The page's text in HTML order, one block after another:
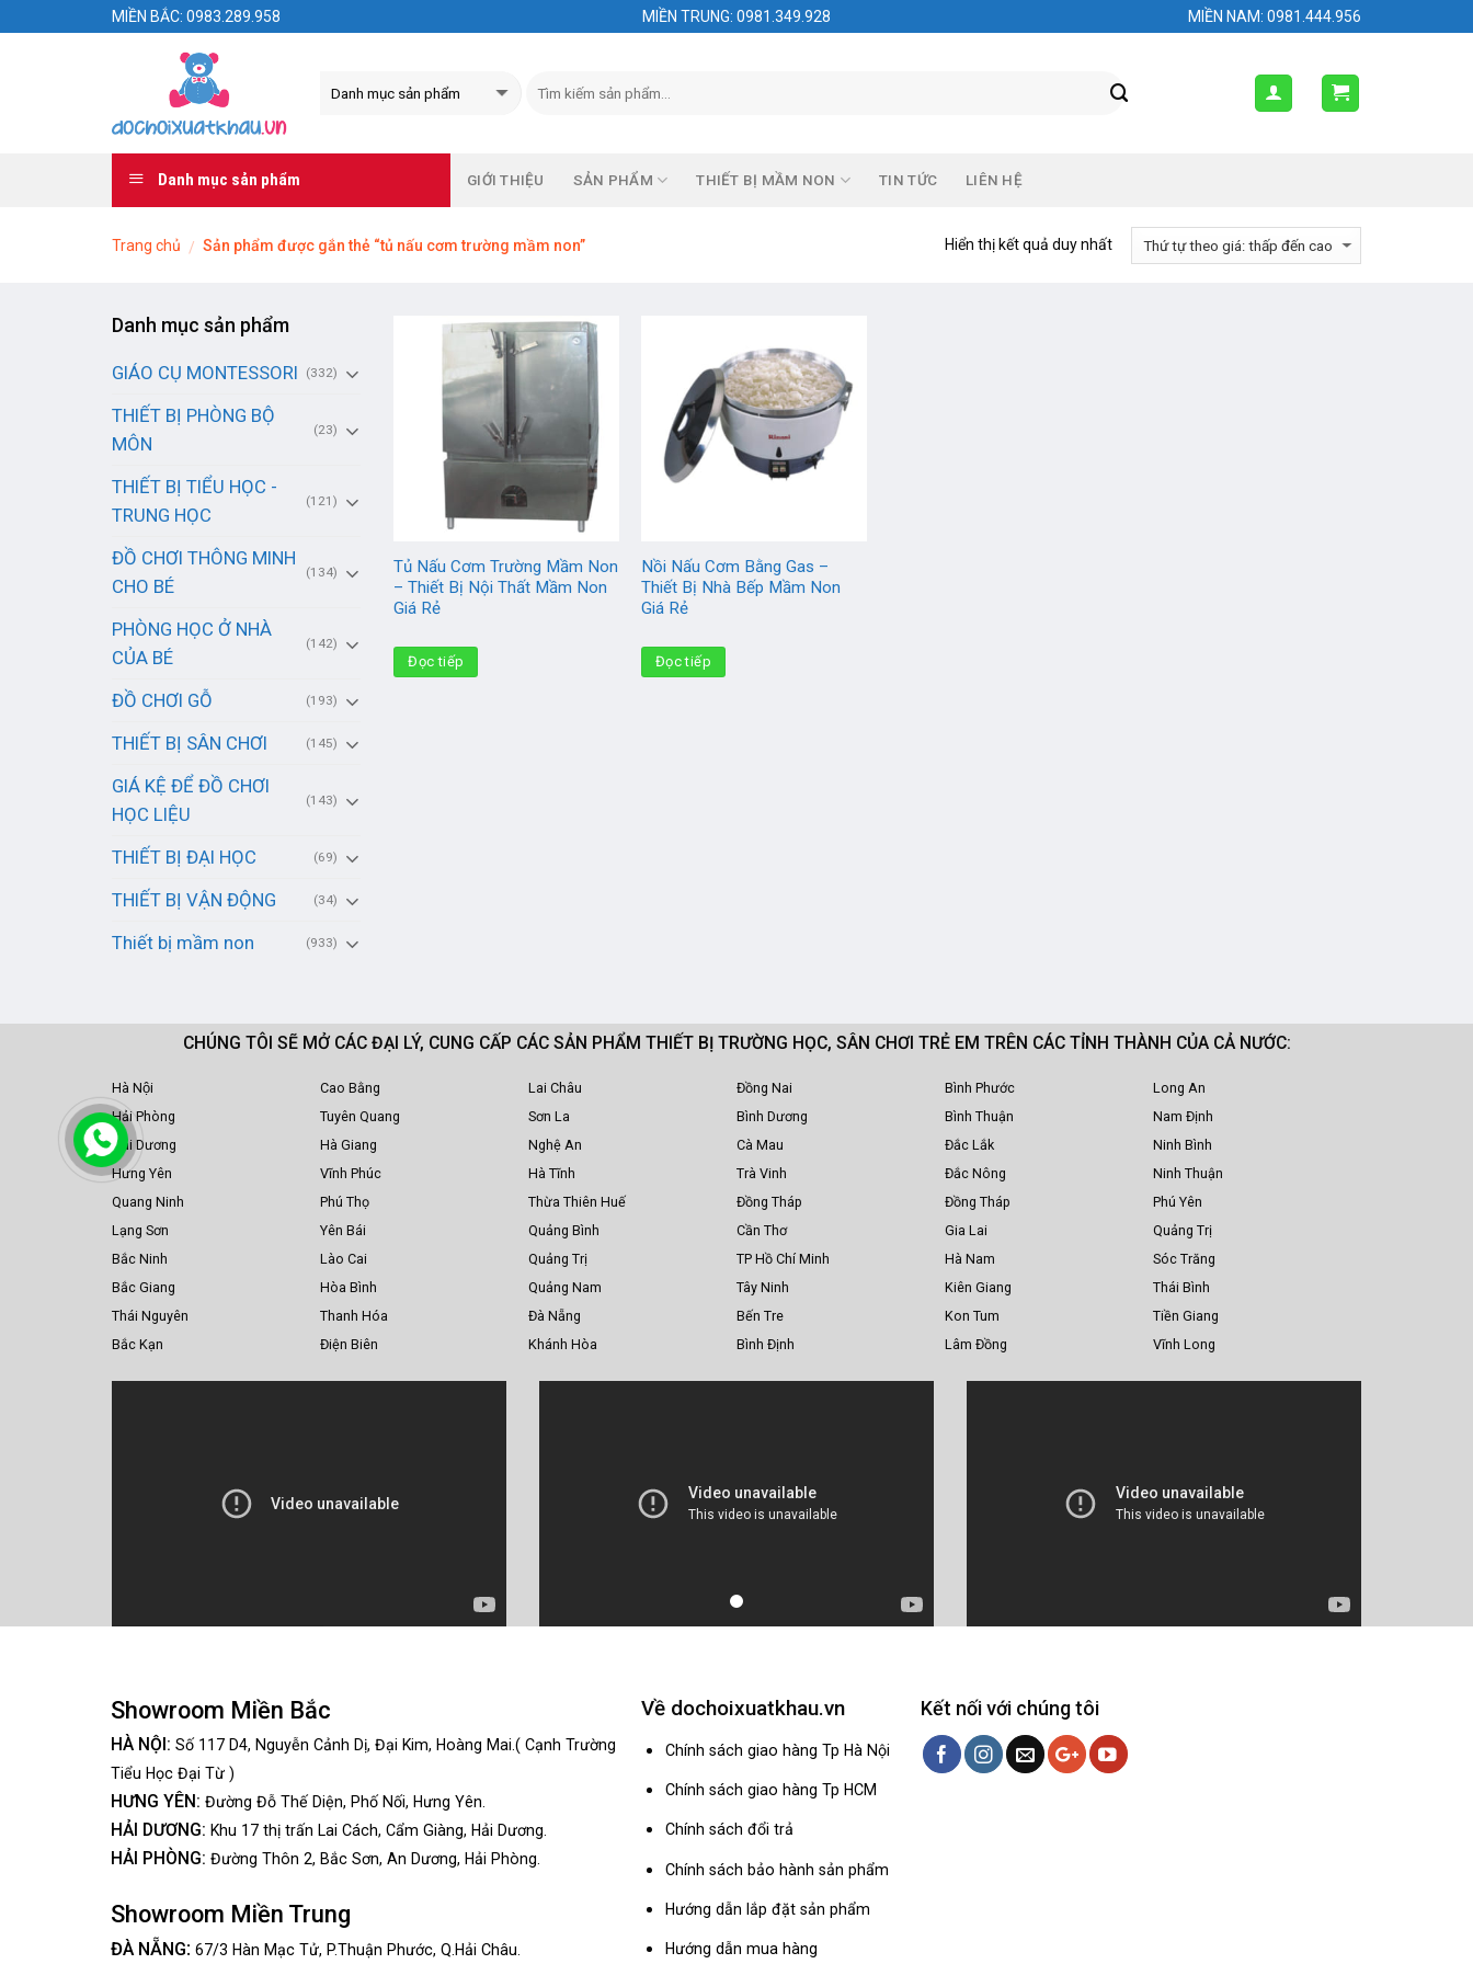
MIỀN BẮC: 0983.289.958 MIỀN TRUNG: 0981.349.928 MIỀN NAM: 0981.444.956
Danh mục sản phẩm GIỚI THIỆU SẢN PHẨM THIẾT BỊ MẦM NON TIN TỨC LIÊN HỆ
Trang chủ / Sản phẩm được gắn thẻ “tủ nấu cơm trường mầm non” Hiển thị kết quả duy nhất
Danh mục sản phẩm
GIÁO CỤ MONTESSORI (332)
THIẾT BỊ PHÒNG BỘ
MÔN
(23)
THIẾT BỊ TIỂU HỌC -
TRUNG HỌC
(121)
ĐỒ CHƠI THÔNG MINH
CHO BÉ
(134)
PHÒNG HỌC Ở NHÀ
CỦA BÉ
(142)
ĐỒ CHƠI GỖ (193)
THIẾT BỊ SÂN CHƠI (145)
GIÁ KỆ ĐỂ ĐỒ CHƠI
HỌC LIỆU
(143)
THIẾT BỊ ĐẠI HỌC (69)
THIẾT BỊ VẬN ĐỘNG (34)
Thiết bị mầm non (933)
Tủ Nấu Cơm Trường Mầm Non
– Thiết Bị Nội Thất Mầm Non
Giá Rẻ
Đọc tiếp
Nồi Nấu Cơm Bằng Gas –
Thiết Bị Nhà Bếp Mầm Non
Giá Rẻ
Đọc tiếp
CHÚNG TÔI SẼ MỞ CÁC ĐẠI LÝ, CUNG CẤP CÁC SẢN PHẨM THIẾT BỊ TRƯỜNG HỌC, SÂN CHƠI TRẺ EM TRÊN CÁC TỈNH THÀNH CỦA CẢ NƯỚC:
Hà Nội
Hải Phòng
Hải Dương
Hưng Yên
Quang Ninh
Lạng Sơn
Bắc Ninh
Bắc Giang
Thái Nguyên
Bắc Kạn
Cao Bằng
Tuyên Quang
Hà Giang
Vĩnh Phúc
Phú Thọ
Yên Bái
Lào Cai
Hòa Bình
Thanh Hóa
Điện Biên
Lai Châu
Sơn La
Nghệ An
Hà Tĩnh
Thừa Thiên Huế
Quảng Bình
Quảng Trị
Quảng Nam
Đà Nẵng
Khánh Hòa
Đồng Nai
Bình Dương
Cà Mau
Trà Vinh
Đồng Tháp
Cần Thơ
TP Hồ Chí Minh
Tây Ninh
Bến Tre
Bình Định
Bình Phước
Bình Thuận
Đắc Lắk
Đắc Nông
Đồng Tháp
Gia Lai
Hà Nam
Kiên Giang
Kon Tum
Lâm Đồng
Long An
Nam Định
Ninh Bình
Ninh Thuận
Phú Yên
Quảng Trị
Sóc Trăng
Thái Bình
Tiền Giang
Vĩnh Long
Showroom Miền Bắc
HÀ NỘI: Số 117 D4, Nguyễn Cảnh Dị, Đại Kim, Hoàng Mai.( Cạnh Trường
Tiểu Học Đại Từ )
HƯNG YÊN: Đường Đỗ Thế Diện, Phố Nối, Hưng Yên.
HẢI DƯƠNG: Khu 17 thị trấn Lai Cách, Cẩm Giàng, Hải Dương.
HẢI PHÒNG: Đường Thôn 2, Bắc Sơn, An Dương, Hải Phòng.
Showroom Miền Trung
ĐÀ NẴNG: 67/3 Hàn Mạc Tử, P.Thuận Phước, Q.Hải Châu.
Về dochoixuatkhau.vn
Chính sách giao hàng Tp Hà Nội
Chính sách giao hàng Tp HCM
Chính sách đổi trả
Chính sách bảo hành sản phẩm
Hướng dẫn lắp đặt sản phẩm
Hướng dẫn mua hàng
Kết nối với chúng tôi